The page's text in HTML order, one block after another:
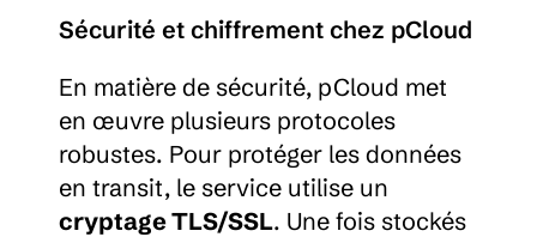
Sécurité et chiffrement chez pCloud
En matière de sécurité, pCloud met
en œuvre plusieurs protocoles
robustes. Pour protéger les données
cryptage TLS/SSL. Une fois stockés